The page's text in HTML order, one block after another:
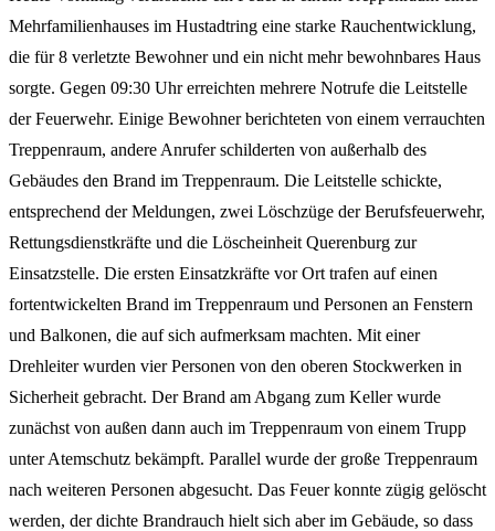
Mehrfamilienhauses im Hustadtring eine starke Rauchentwicklung,
die für 8 verletzte Bewohner und ein nicht mehr bewohnbares Haus
sorgte. Gegen 09:30 Uhr erreichten mehrere Notrufe die Leitstelle
der Feuerwehr. Einige Bewohner berichteten von einem verrauchten
Treppenraum, andere Anrufer schilderten von außerhalb des
Gebäudes den Brand im Treppenraum. Die Leitstelle schickte,
entsprechend der Meldungen, zwei Löschzüge der Berufsfeuerwehr,
Rettungsdienstkräfte und die Löscheinheit Querenburg zur
Einsatzstelle. Die ersten Einsatzkräfte vor Ort trafen auf einen
fortentwickelten Brand im Treppenraum und Personen an Fenstern
und Balkonen, die auf sich aufmerksam machten. Mit einer
Drehleiter wurden vier Personen von den oberen Stockwerken in
Sicherheit gebracht. Der Brand am Abgang zum Keller wurde
zunächst von außen dann auch im Treppenraum von einem Trupp
unter Atemschutz bekämpft. Parallel wurde der große Treppenraum
nach weiteren Personen abgesucht. Das Feuer konnte zügig gelöscht
werden, der dichte Brandrauch hielt sich aber im Gebäude, so dass